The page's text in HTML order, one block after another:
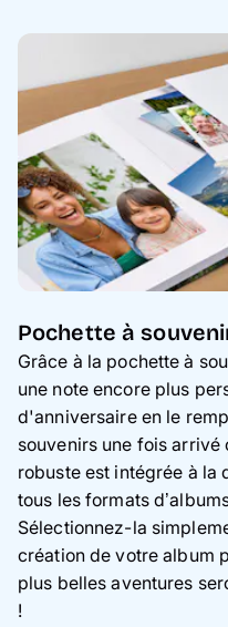
Pochette à
Grâce à la pochette à
une note encore plus
d'anniversaire en le
souvenirs une fois
robuste est intégrée à la
tous les formats
Sélectionnez-la
création de votre album
plus belles aventures
!